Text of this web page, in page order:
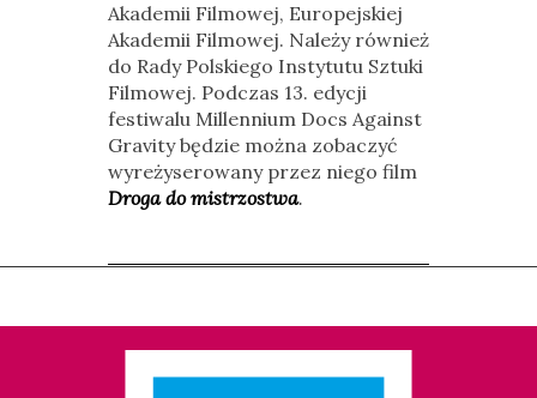
Akademii Filmowej, Europejskiej
Akademii Filmowej. Należy również
do Rady Polskiego Instytutu Sztuki
Filmowej. Podczas 13. edycji
festiwalu Millennium Docs Against
Gravity będzie można zobaczyć
wyreżyserowany przez niego film
Droga do mistrzostwa.